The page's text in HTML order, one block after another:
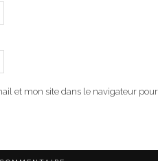
et mon site dans le navigateur pour